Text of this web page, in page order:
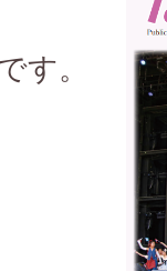
す。